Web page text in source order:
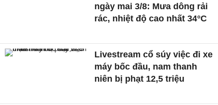
ngày mai 3/8: Mưa dông rải
rác, nhiệt độ cao nhất 34°C
Livestream cổ súy việc đi xe
máy bốc đầu, nam thanh
niên bị phạt 12,5 triệu